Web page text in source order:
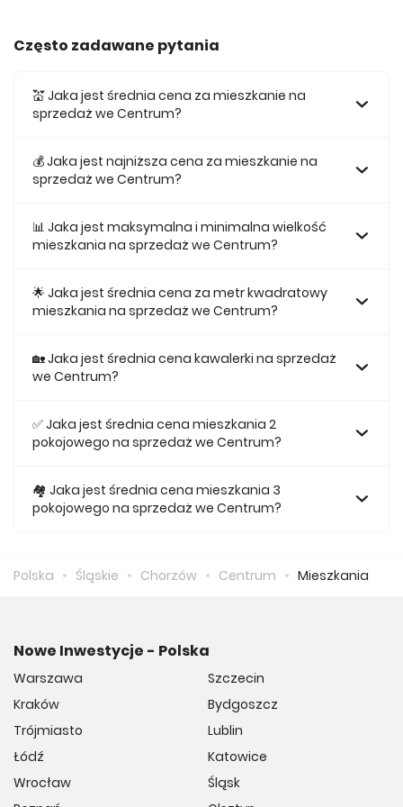
Często zadawane pytania
💒 Jaka jest średnia cena za mieszkanie na
sprzedaż we Centrum?
wynosi 790 412 zł.
💰 Jaka jest najniższa cena za mieszkanie na
sprzedaż we Centrum?
wynosi 356 760 zł.
📊 Jaka jest maksymalna i minimalna wielkość
mieszkania na sprzedaż we Centrum?
ofercie ma 121,48, a najmniejsze 30,17.
🌟 Jaka jest średnia cena za metr kwadratowy
mieszkania na sprzedaż we Centrum?
214 zł.
🏡 Jaka jest średnia cena kawalerki na sprzedaż
we Centrum?
367 zł.
✅ Jaka jest średnia cena mieszkania 2
pokojowego na sprzedaż we Centrum?
musimy zapłacić 644 747 zł.
🏘️ Jaka jest średnia cena mieszkania 3
pokojowego na sprzedaż we Centrum?
Polska Śląskie Chorzów Centrum Mieszkania
Nowe Inwestycje - Polska
Warszawa
Kraków
Trójmiasto
Łódź
Wrocław
Szczecin
Bydgoszcz
Lublin
Katowice
Śląsk